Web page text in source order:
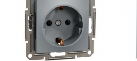
Вимикач Schneider Asfora білий
Наявність: В наявності